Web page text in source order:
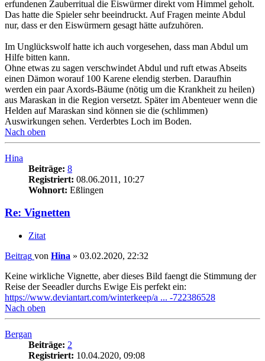
erfundenen Zauberritual die Eiswürmer direkt vom Himmel geholt.
Das hatte die Spieler sehr beeindruckt. Auf Fragen meinte Abdul
nur, dass er den Eiswürmern gesagt hätte aufzuhören.
Im Unglückswolf hatte ich auch vorgesehen, dass man Abdul um
Hilfe bitten kann.
Ohne etwas zu sagen verschwindet Abdul und ruft etwas Abseits
einen Dämon worauf 100 Karene elendig sterben. Daraufhin
werden ein paar Axords-Bäume (nötig um die Krankheit zu heilen)
aus Maraskan in die Region versetzt. Später im Abenteuer wenn die
Helden auf Maraskan sind können sie die (schlimmen)
Auswirkungen sehen. Verderbtes Loch im Boden.
Nach oben
Hina
Beiträge: 8
Registriert: 08.06.2011, 10:27
Wohnort: Eßlingen
Re: Vignetten
Zitat
Beitrag von Hina » 03.02.2020, 22:32
Keine wirkliche Vignette, aber dieses Bild faengt die Stimmung der
Reise der Seeadler durchs Ewige Eis perfekt ein:
https://www.deviantart.com/winterkeep/a ... -722386528
Nach oben
Bergan
Beiträge: 2
Registriert: 10.04.2020, 09:08